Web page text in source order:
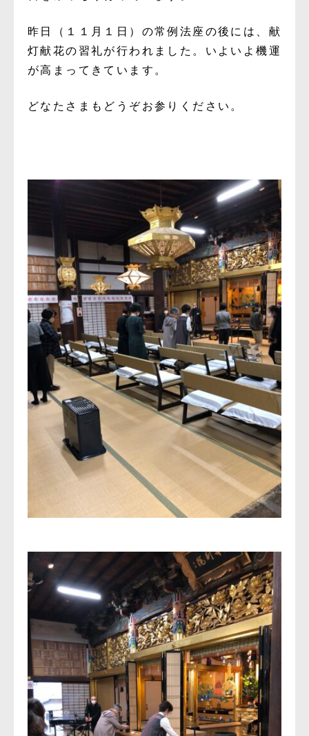
昨日（１１月１日）の常例法座の後には、献
灯献花の習礼が行われました。いよいよ機運
が高まってきています。
どなたさまもどうぞお参りください。